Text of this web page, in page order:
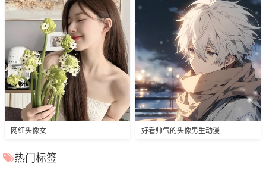
网红头像女 好看帅气的头像男生动漫
热门标签